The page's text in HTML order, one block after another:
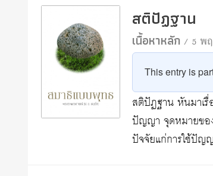
สติปัฏฐาน
เนื้อหาหลัก/ 5 พ
This entry is
สติปัฏฐาน หันมาเ
ปัญญา จุดหมายขอ
ปัจจัยแก่การใช้ปัญ